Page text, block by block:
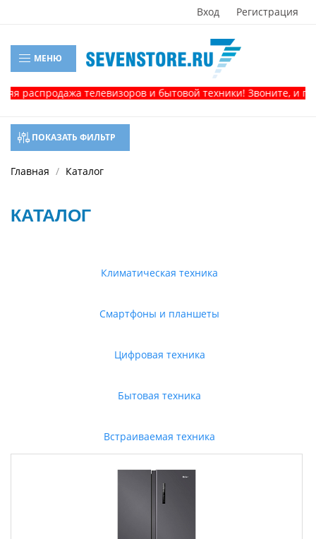
Вход Регистрация
МЕНЮ
телевизоров и бытовой техники! Звоните, и
ПОКАЗАТЬ ФИЛЬТР
Главная Каталог
КАТАЛОГ
Климатическая техника
Смартфоны и планшеты
Цифровая техника
Бытовая техника
Встраиваемая техника